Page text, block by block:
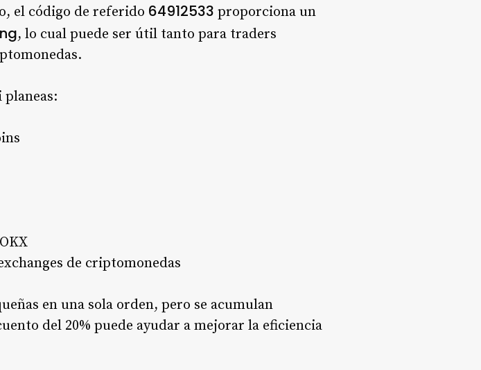
el código de referido 64912533 proporciona un
, lo cual puede ser útil tanto para traders
de criptomonedas
en una sola orden, pero se acumulan
del 20% puede ayudar a mejorar la eficiencia